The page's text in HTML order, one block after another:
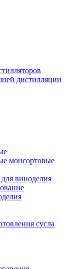
дистилляции
монсортовые
виноделия
сусла